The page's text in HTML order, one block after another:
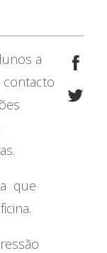
Férias
em Língua
parque
a
que